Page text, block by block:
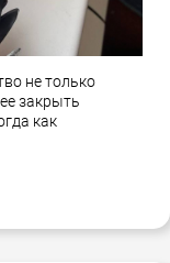
не только
закрыть
как